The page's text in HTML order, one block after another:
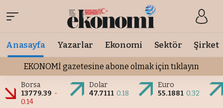
Anasayfa Yazarlar Ekonomi Sektör Şirket
EKONOMİ gazetesine abone olmak için tıklayın
Borsa
13779.39 -
0.14
Dolar
47.7111 0.18
Euro
55.1881 0.32